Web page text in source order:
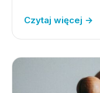
Czytaj więcej →